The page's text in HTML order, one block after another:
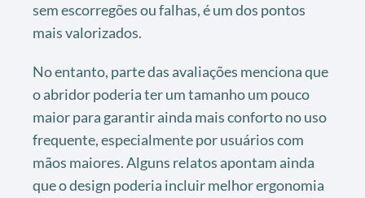
sem escorregões ou falhas, é um dos pontos
mais valorizados.
No entanto, parte das avaliações menciona que
o abridor poderia ter um tamanho um pouco
maior para garantir ainda mais conforto no uso
frequente, especialmente por usuários com
mãos maiores. Alguns relatos apontam ainda
que o design poderia incluir melhor ergonomia